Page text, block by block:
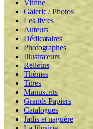
Vitrine
Galerie / Photos
Les livres
Auteurs
Dédicataires
Photographes
Illustrateurs
Relieurs
Thèmes
Titres
Manuscrits
Grands Papiers
Catalogues
Jadis et naguère